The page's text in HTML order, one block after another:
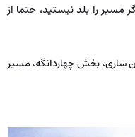
را بلد نیستید، حتما از
ساری، بخش چهاردانگه، مسیر